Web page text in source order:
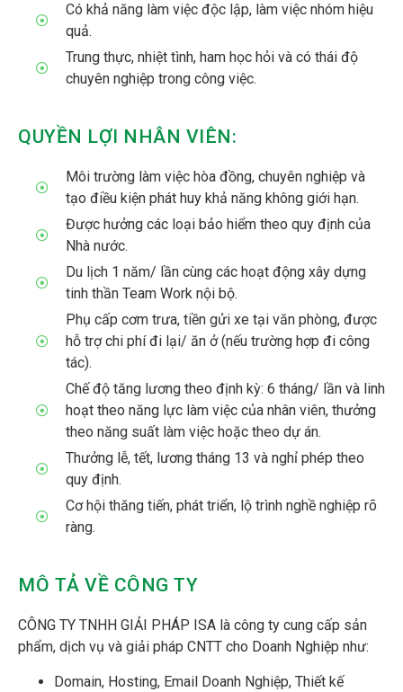
Có khả năng làm việc độc lập, làm việc nhóm hiệu
quả.
Trung thực, nhiệt tình, ham học hỏi và có thái độ
chuyên nghiệp trong công việc.
QUYỀN LỢI NHÂN VIÊN:
Môi trường làm việc hòa đồng, chuyên nghiệp và
tạo điều kiện phát huy khả năng không giới hạn.
Được hưởng các loại bảo hiểm theo quy định của
Nhà nước.
Du lịch 1 năm/ lần cùng các hoạt động xây dựng
tinh thần Team Work nội bộ.
Phụ cấp cơm trưa, tiền gửi xe tại văn phòng, được
hỗ trợ chi phí đi lại/ ăn ở (nếu trường hợp đi công
tác).
Chế độ tăng lương theo định kỳ: 6 tháng/ lần và linh
hoạt theo năng lực làm việc của nhân viên, thưởng
theo năng suất làm việc hoặc theo dự án.
Thưởng lễ, tết, lương tháng 13 và nghỉ phép theo
quy định.
Cơ hội thăng tiến, phát triển, lộ trình nghề nghiệp rõ
ràng.
MÔ TẢ VỀ CÔNG TY
CÔNG TY TNHH GIẢI PHÁP ISA là công ty cung cấp sản
phẩm, dịch vụ và giải pháp CNTT cho Doanh Nghiệp như:
Domain, Hosting, Email Doanh Nghiệp, Thiết kế